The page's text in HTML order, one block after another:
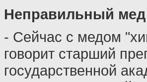
Неправильный мед
- Сейчас с медом
говорит старший
государственной